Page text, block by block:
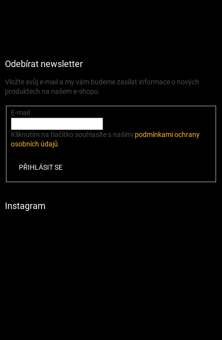
Odebírat newsletter
Vložte svůj e-mail a my vám budeme zasílat informace o nových
produktech na našem e-shopu.
E-mail
Kliknutím na tlačítko souhlasíte s našimi podmínkami ochrany
osobních údajů.
PŘIHLÁSIT SE
Instagram